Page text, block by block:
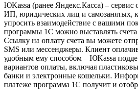
ЮKassa (ранее Яндекс.Касса) – сервис
ИП, юридических лиц и самозанятых,
упросить взаимодействие с вашими
программы 1С можно выставлять
Ссылку на оплату счета вы можете
SMS или мессенджеры. Клиент
удобным ему способом – ЮKassa
вариантов оплаты, включая
банки и электронные кошельки.
платеже программа 1С получит и